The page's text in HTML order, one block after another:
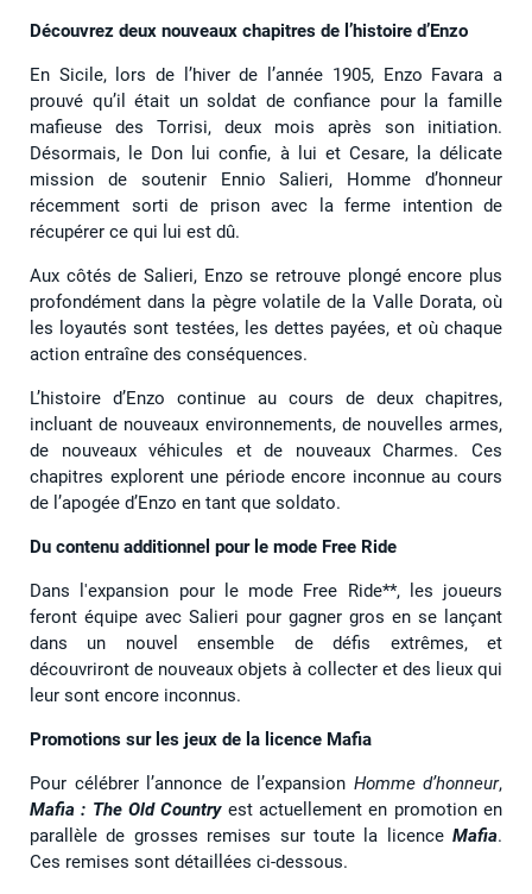
Découvrez deux nouveaux chapitres de l’histoire d’Enzo
En Sicile, lors de l’hiver de l’année 1905, Enzo Favara a
prouvé qu’il était un soldat de confiance pour la famille
mafieuse des Torrisi, deux mois après son initiation.
Désormais, le Don lui confie, à lui et Cesare, la délicate
mission de soutenir Ennio Salieri, Homme d’honneur
récemment sorti de prison avec la ferme intention de
récupérer ce qui lui est dû.
Aux côtés de Salieri, Enzo se retrouve plongé encore plus
profondément dans la pègre volatile de la Valle Dorata, où
les loyautés sont testées, les dettes payées, et où chaque
action entraîne des conséquences.
L’histoire d’Enzo continue au cours de deux chapitres,
incluant de nouveaux environnements, de nouvelles armes,
de nouveaux véhicules et de nouveaux Charmes. Ces
chapitres explorent une période encore inconnue au cours
de l’apogée d’Enzo en tant que soldato.
Du contenu additionnel pour le mode Free Ride
Dans l'expansion pour le mode Free Ride**, les joueurs
feront équipe avec Salieri pour gagner gros en se lançant
dans un nouvel ensemble de défis extrêmes, et
découvriront de nouveaux objets à collecter et des lieux qui
leur sont encore inconnus.
Promotions sur les jeux de la licence Mafia
Pour célébrer l’annonce de l’expansion Homme d’honneur,
Mafia : The Old Countryest actuellement en promotion en
parallèle de grosses remises sur toute la licence Mafia.
Ces remises sont détaillées ci-dessous.